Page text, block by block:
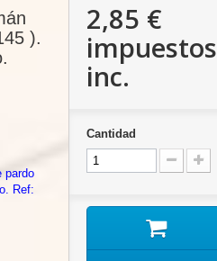
).
pardo
Ref:
2,85 €
impuestos
inc.
Cantidad